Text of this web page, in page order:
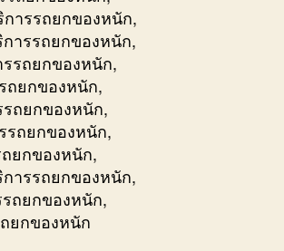
ารรถยกของหนัก,
ารรถยกของหนัก,
รถยกของหนัก,
ถยกของหนัก,
ถยกของหนัก,
รถยกของหนัก,
ยกของหนัก,
ารรถยกของหนัก,
ถยกของหนัก,
ยกของหนัก